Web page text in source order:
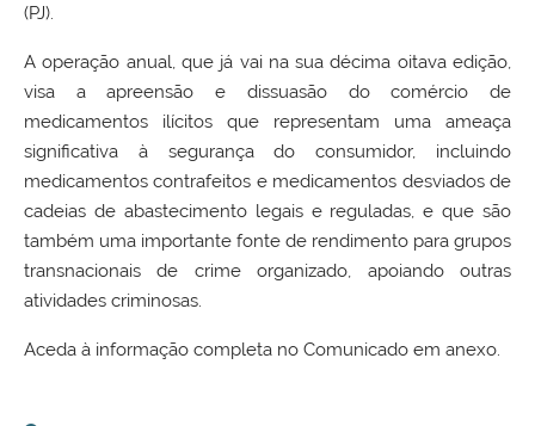
(PJ).
A operação anual, que já vai na sua décima oitava edição,
visa a apreensão e dissuasão do comércio de
medicamentos ilícitos que representam uma ameaça
significativa à segurança do consumidor, incluindo
medicamentos contrafeitos e medicamentos desviados de
cadeias de abastecimento legais e reguladas, e que são
também uma importante fonte de rendimento para grupos
transnacionais de crime organizado, apoiando outras
atividades criminosas.
Aceda à informação completa no Comunicado em anexo.